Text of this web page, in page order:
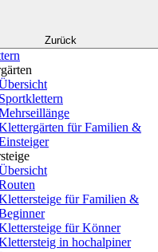
Zurück
Sportklettern
für Familien &
für Familien &
für Könner
in hochalpiner